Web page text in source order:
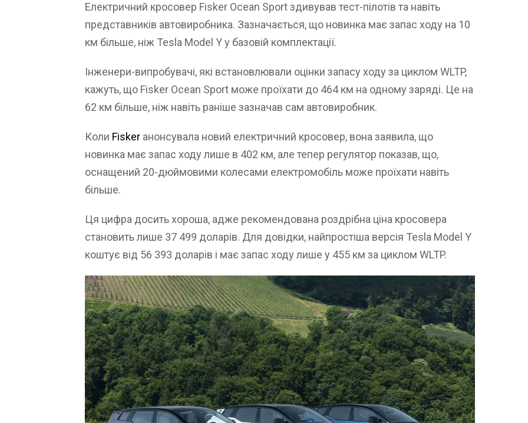
Електричний кросовер Fisker Ocean Sport здивував тест-пілотів та навіть
представників автовиробника. Зазначається, що новинка має запас ходу на 10
км більше, ніж Tesla Model Y у базовій комплектації.
Інженери-випробувачі, які встановлювали оцінки запасу ходу за циклом WLTP,
кажуть, що Fisker Ocean Sport може проїхати до 464 км на одному заряді. Це на
62 км більше, ніж навіть раніше зазначав сам автовиробник.
Коли Fisker анонсувала новий електричний кросовер, вона заявила, що
новинка має запас ходу лише в 402 км, але тепер регулятор показав, що,
оснащений 20-дюймовими колесами електромобіль може проїхати навіть
більше.
Ця цифра досить хороша, адже рекомендована роздрібна ціна кросовера
становить лише 37 499 доларів. Для довідки, найпростіша версія Tesla Model Y
коштує від 56 393 доларів і має запас ходу лише у 455 км за циклом WLTP.